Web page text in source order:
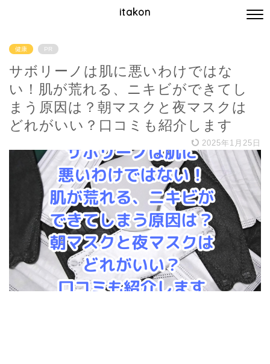
itakon
健康 PR
サボリーノは肌に悪いわけではな
い！肌が荒れる、ニキビができてし
まう原因は？朝マスクと夜マスクは
どれがいい？口コミも紹介します
2025年1月25日